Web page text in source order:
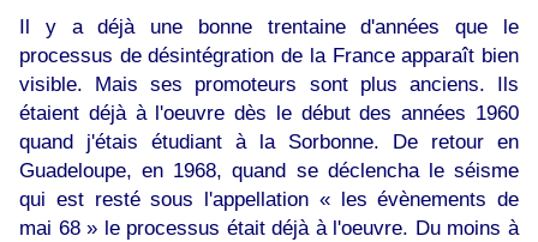
Il y a déjà une bonne trentaine d'années que le
processus de désintégration de la France apparaît bien
visible. Mais ses promoteurs sont plus anciens. Ils
étaient déjà à l'oeuvre dès le début des années 1960
quand j'étais étudiant à la Sorbonne. De retour en
Guadeloupe, en 1968, quand se déclencha le séisme
qui est resté sous l'appellation « les évènements de
mai 68 » le processus était déjà à l'oeuvre. Du moins à